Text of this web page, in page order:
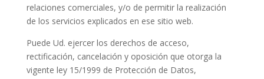
relaciones comerciales, y/o de permitir la realización
de los servicios explicados en ese sitio web.
Puede Ud. ejercer los derechos de acceso,
rectificación, cancelación y oposición que otorga la
vigente ley 15/1999 de Protección de Datos,